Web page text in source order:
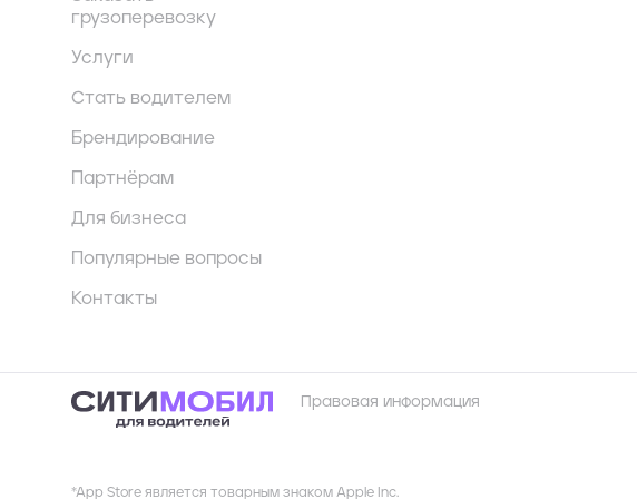
грузоперевозку
Услуги
Стать водителем
Брендирование
Партнёрам
Для бизнеса
Популярные вопросы
Контакты
Правовая информация
*App Store является товарным знаком Apple Inc.